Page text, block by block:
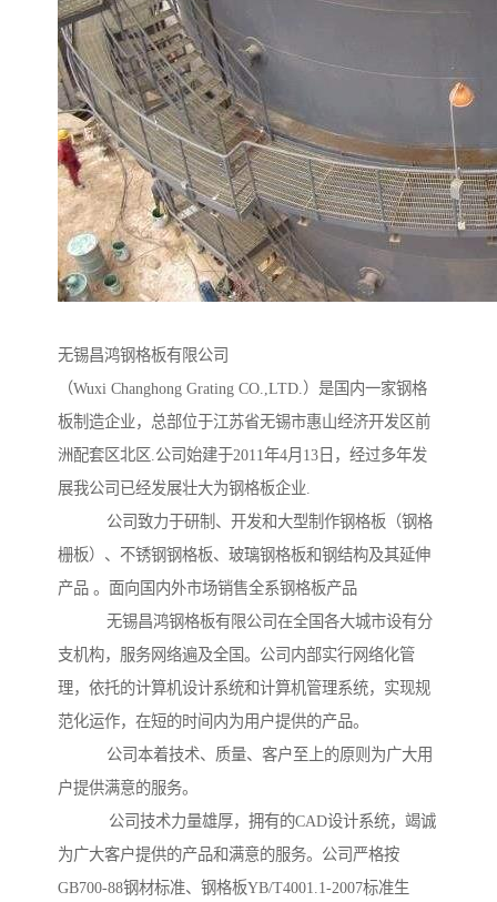
无锡昌鸿钢格板有限公司
（Wuxi Changhong Grating CO.,LTD.）是国内一家钢格
板制造企业，总部位于江苏省无锡市惠山经济开发区前
洲配套区北区.公司始建于2011年4月13日，经过多年发
展我公司已经发展壮大为钢格板企业.
公司致力于研制、开发和大型制作钢格板（钢格
栅板）、不锈钢钢格板、玻璃钢格板和钢结构及其延伸
产品 。面向国内外市场销售全系钢格板产品
无锡昌鸿钢格板有限公司在全国各大城市设有分
支机构，服务网络遍及全国。公司内部实行网络化管
理，依托的计算机设计系统和计算机管理系统，实现规
范化运作，在短的时间内为用户提供的产品。
公司本着技术、质量、客户至上的原则为广大用
户提供满意的服务。
公司技术力量雄厚，拥有的CAD设计系统，竭诚
为广大客户提供的产品和满意的服务。公司严格按
GB700-88钢材标准、钢格板YB/T4001.1-2007标准生